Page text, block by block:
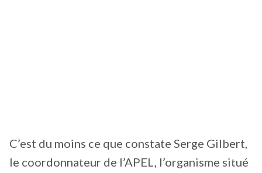
C’est du moins ce que constate Serge Gilbert,
le coordonnateur de l’APEL, l’organisme situé